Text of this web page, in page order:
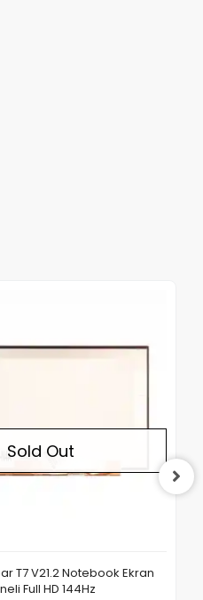
Sold Out
T7 V21.2 Notebook Ekran
Full HD 144Hz